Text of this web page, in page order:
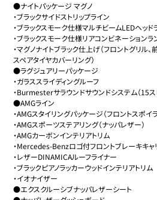
●ナイトパッケージ マグノ
・ブラックサイドストリップライン
・ブラックスモーク仕様マルチビームLEDヘッド
・ブラックスモーク仕様リアコンビネーション
・マグノナイトブラック仕上げ（フロントグリル、
スペアタイヤカバーリング）
●ラグジュアリーパッケージ
・ガラススライディングルーフ
・Burmesterサラウンドサウンドシステム（15ス
●AMGライン
・AMGスタイリングパッケージ（フロントスポイ
・AMGスポーツステアリング（ナッパレザー）
・AMGカーボンインテリアトリム
・Mercedes-Benzロゴ付フロントブレーキキャ
・レザーDINAMICAルーフライナー
・ブラックピアノラッカーウッドインテリアトリム
・イオナイザー
●エクスクルーシブナッパレザーシート